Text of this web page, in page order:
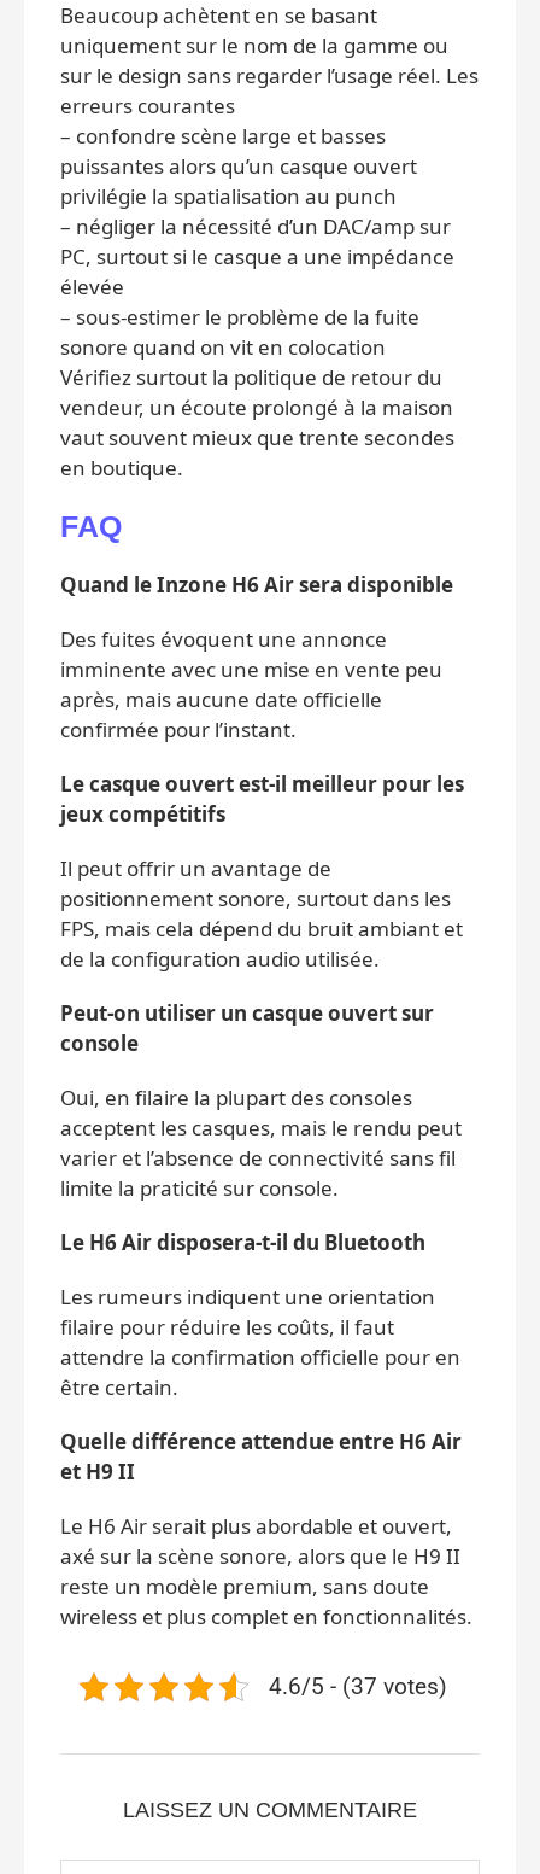
Beaucoup achètent en se basant
uniquement sur le nom de la gamme ou
sur le design sans regarder l’usage réel. Les
erreurs courantes
– confondre scène large et basses
puissantes alors qu’un casque ouvert
privilégie la spatialisation au punch
– négliger la nécessité d’un DAC/amp sur
PC, surtout si le casque a une impédance
élevée
– sous-estimer le problème de la fuite
sonore quand on vit en colocation
Vérifiez surtout la politique de retour du
vendeur, un écoute prolongé à la maison
vaut souvent mieux que trente secondes
en boutique.
FAQ
Quand le Inzone H6 Air sera disponible
Des fuites évoquent une annonce
imminente avec une mise en vente peu
après, mais aucune date officielle
confirmée pour l’instant.
Le casque ouvert est-il meilleur pour les
jeux compétitifs
Il peut offrir un avantage de
positionnement sonore, surtout dans les
FPS, mais cela dépend du bruit ambiant et
de la configuration audio utilisée.
Peut-on utiliser un casque ouvert sur
console
Oui, en filaire la plupart des consoles
acceptent les casques, mais le rendu peut
varier et l’absence de connectivité sans fil
limite la praticité sur console.
Le H6 Air disposera-t-il du Bluetooth
Les rumeurs indiquent une orientation
filaire pour réduire les coûts, il faut
attendre la confirmation officielle pour en
être certain.
Quelle différence attendue entre H6 Air
et H9 II
Le H6 Air serait plus abordable et ouvert,
axé sur la scène sonore, alors que le H9 II
reste un modèle premium, sans doute
wireless et plus complet en fonctionnalités.
4.6/5 - (37 votes)
LAISSEZ UN COMMENTAIRE